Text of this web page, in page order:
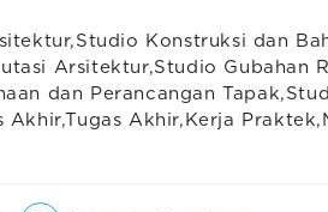
Konstruksi dan
Arsitektur,Studio Gubahan
dan Perancangan
Akhir,Tugas Akhir,Kerja